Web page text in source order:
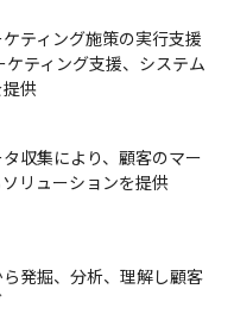
ティング施策の実行支援
ティング支援、システム
供
収集により、顧客のマー
リューションを提供
発掘、分析、理解し顧客